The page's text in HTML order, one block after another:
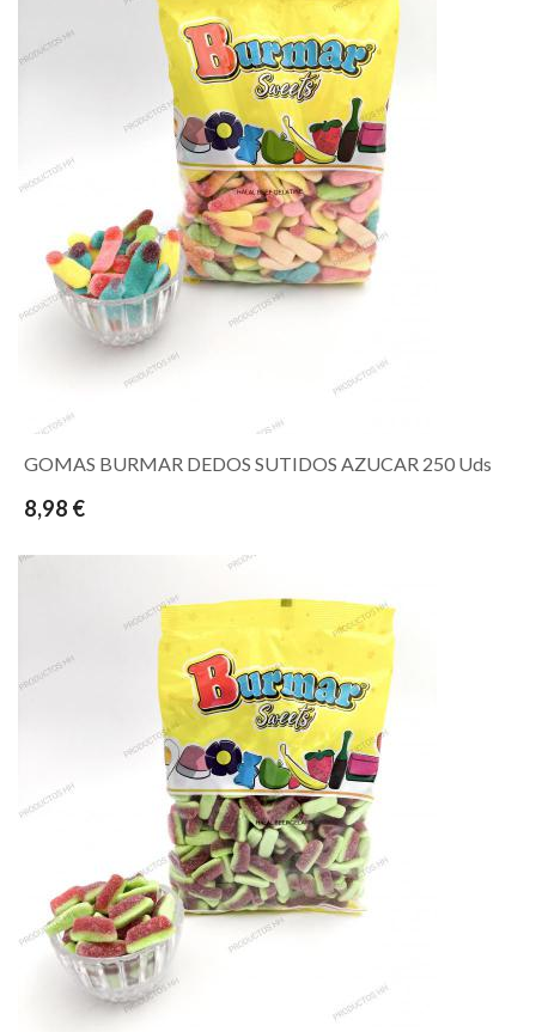
GOMAS BURMAR DEDOS SUTIDOS AZUCAR 250 Uds
8,98 €